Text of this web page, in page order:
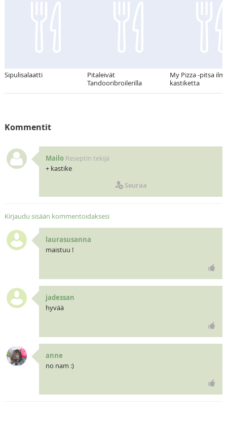
Sipulisalaatti
Pitaleivät
Tandooribroilerilla
My Pizza -pitsa
kastiketta
Kommentit
Mailo Reseptin tekijä
+ kastike
Seuraa
Kirjaudu sisään kommentoidaksesi
laurasusanna
maistuu !
jadessan
hyvää
anne
no nam :)